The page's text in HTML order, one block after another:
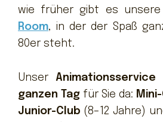
wie früher gibt es unsere
Room, in der der Spaß
80er steht.
Unser
ganzen Tag für Sie da:
Junior-Club (8–12 Jahre)